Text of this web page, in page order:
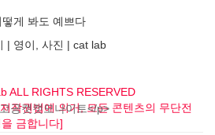
떻게 봐도 예쁘다
| 영이, 사진 | cat lab
ALL RIGHTS RESERVED
작권법에 의거, 모든 콘텐츠의 무단전
금합니다]